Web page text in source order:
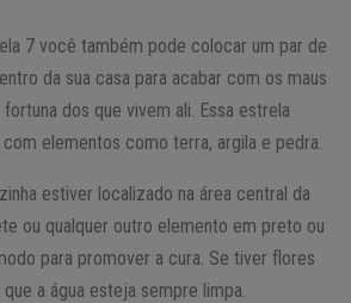
7 você também pode colocar um par de
da sua casa para acabar com os maus
dos que vivem ali. Essa estrela
elementos como terra, argila e pedra.
estiver localizado na área central da
ou qualquer outro elemento em preto ou
para promover a cura. Se tiver flores
a água esteja sempre limpa.